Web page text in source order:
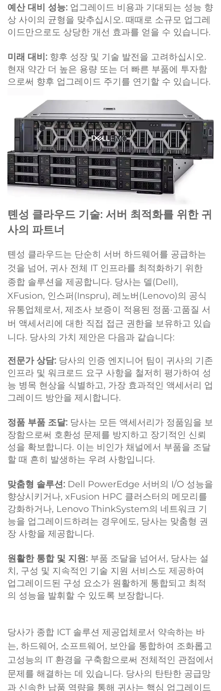
예산 대비 성능: 업그레이드 비용과 기대되는 성능 향
상 사이의 균형을 맞추십시오. 때때로 소규모 업그레
이드만으로도 상당한 개선 효과를 얻을 수 있습니다.
미래 대비: 향후 성장 및 기술 발전을 고려하십시오.
현재 약간 더 높은 용량 또는 더 빠른 부품에 투자함
으로써 향후 업그레이드 주기를 연기할 수 있습니다.
톈성 클라우드 기술: 서버 최적화를 위한 귀
사의 파트너
톈성 클라우드는 단순히 서버 하드웨어를 공급하는
것을 넘어, 귀사 전체 IT 인프라를 최적화하기 위한
종합 솔루션을 제공합니다. 당사는 델(Dell),
XFusion, 인스퍼(Inspru), 레노버(Lenovo)의 공식
유통업체로서, 제조사 보증이 적용된 정품·고품질 서
버 액세서리에 대한 직접 접근 권한을 보유하고 있습
니다. 당사의 가치 제안은 다음과 같습니다:
전문가 상담: 당사의 인증 엔지니어 팀이 귀사의 기존
인프라 및 워크로드 요구 사항을 철저히 평가하여 성
능 병목 현상을 식별하고, 가장 효과적인 액세서리 업
그레이드 방안을 제시합니다.
정품 부품 조달: 당사는 모든 액세서리가 정품임을 보
장함으로써 호환성 문제를 방지하고 장기적인 신뢰
성을 확보합니다. 이는 비인가 채널에서 부품을 조달
할 때 흔히 발생하는 우려 사항입니다.
맞춤형 솔루션: Dell PowerEdge 서버의 I/O 성능을
향상시키거나, xFusion HPC 클러스터의 메모리를
강화하거나, Lenovo ThinkSystem의 네트워크 기
능을 업그레이드하려는 경우에도, 당사는 맞춤형 권
장 사항을 제공합니다.
원활한 통합 및 지원: 부품 조달을 넘어서, 당사는 설
치, 구성 및 지속적인 기술 지원 서비스도 제공하여
업그레이드된 구성 요소가 원활하게 통합되고 최적
의 성능을 발휘할 수 있도록 보장합니다.
당사가 종합 ICT 솔루션 제공업체로서 약속하는 바
는, 하드웨어, 소프트웨어, 보안을 통합하여 조화롭고
고성능의 IT 환경을 구축함으로써 전체적인 관점에서
문제를 해결하는 데 있습니다. 당사의 탄탄한 공급망
과 신속한 납품 역량을 통해 귀사는 핵심 업그레이드